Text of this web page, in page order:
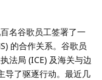
名谷歌员工签署了一
的合作关系。谷歌员
法局 (ICE) 及海关与边
导了驱逐行动。最近几